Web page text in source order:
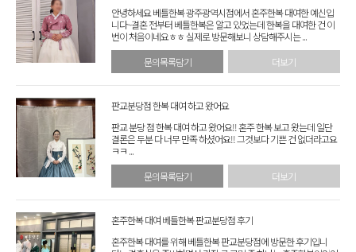
안녕하세요 베틀한복 광주광역시점에서 혼주한복 대여한 예신입
니다~결혼 전부터 베틀한복은 알고 있었는데 한복을 대여한 건 이
번이 처음이네요ㅎㅎ 실제로 방문해보니 상담해주시는 ...
문의목록담기
더보기
판교분당점 한복 대여 하고 왔어요
판교 분당 점 한복 대여 하고 왔어요!! 혼주 한복 보고 왔는데 일단
결론은 두분 다 너무 만족 하셨어요!! 그것보다 기쁜 건 없더라고요
ㅋㅋ ...
문의목록담기
더보기
혼주한복 대여 베틀한복 판교분당점 후기
혼주한복 대여를 위해 베틀한복 판교분당점에 방문한 후기입니